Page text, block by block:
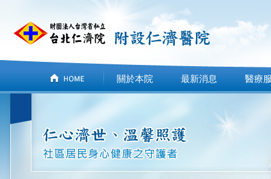
關於本院 最新消息 醫療